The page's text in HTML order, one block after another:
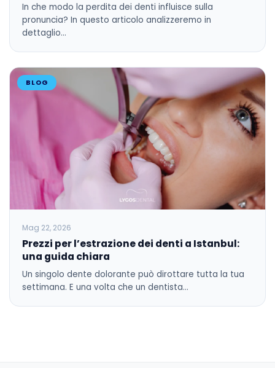
In che modo la perdita dei denti influisce sulla
pronuncia? In questo articolo analizzeremo in
dettaglio…
BLOG
Mag 22, 2026
Prezzi per l’estrazione dei denti a Istanbul:
una guida chiara
Un singolo dente dolorante può dirottare tutta la tua
settimana. E una volta che un dentista…